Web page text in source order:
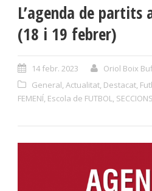
L’agenda de partits
(18 i 19 febrer)
14 febr. 2023
Oriol Boix
General, Actualitat, Destacat,
FEMENÍ, Escola de FUTBOL, SECCIONS